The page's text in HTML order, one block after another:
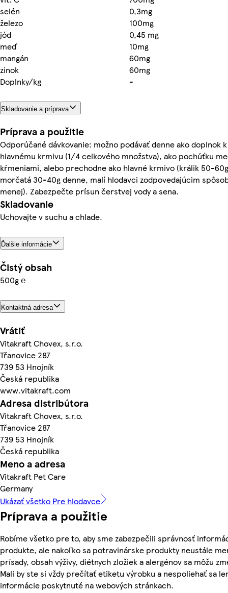
selén
0,3mg
železo
100mg
jód
0,45 mg
meď
10mg
mangán
60mg
zinok
60mg
Doplnky/kg
-
Skladovanie a príprava
Príprava a použitie
Odporúčané dávkovanie: možno podávať denne ako doplnok k
hlavnému krmivu (1/4 celkového množstva), ako pochúťku
kŕmeniami, alebo prechodne ako hlavné krmivo (králik 50-
morčatá 30-40g denne, malí hlodavci zodpovedajúcim
menej). Zabezpečte prísun čerstvej vody a sena.
Skladovanie
Uchovajte v suchu a chlade.
Ďalšie informácie
Čistý obsah
500g ℮
Kontaktná adresa
Vrátiť
Vitakraft Chovex, s.r.o.
Třanovice 287
739 53 Hnojník
Česká republika
www.vitakraft.com
Adresa distribútora
Vitakraft Chovex, s.r.o.
Třanovice 287
739 53 Hnojník
Česká republika
Meno a adresa
Vitakraft Pet Care
Germany
Ukázať všetko Pre hlodavce
Príprava a použitie
Robíme všetko pre to, aby sme zabezpečili správnosť
produkte, ale nakoľko sa potravinárske produkty neustále
prísady, obsah výživy, diétnych zložiek a alergénov sa môžu
Mali by ste si vždy prečítať etiketu výrobku a nespoliehať sa
informácie poskytnuté na webových stránkach.